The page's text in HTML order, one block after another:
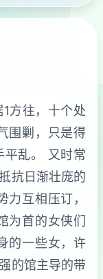
方往，十个处
围剿，只是得
平乱。 又时常
抗日渐壮庞的
互相压订，
为首的女侠们
的一些女，许
的馆主导的带